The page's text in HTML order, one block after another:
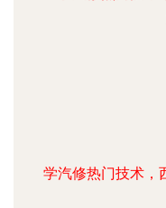
学汽修热门技术，